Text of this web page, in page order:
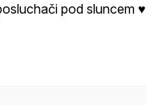
pod sluncem ♥️